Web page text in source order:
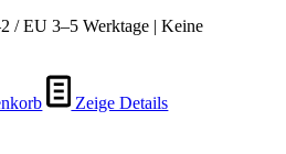
/ EU 3–5 Werktage | Keine
Zeige Details